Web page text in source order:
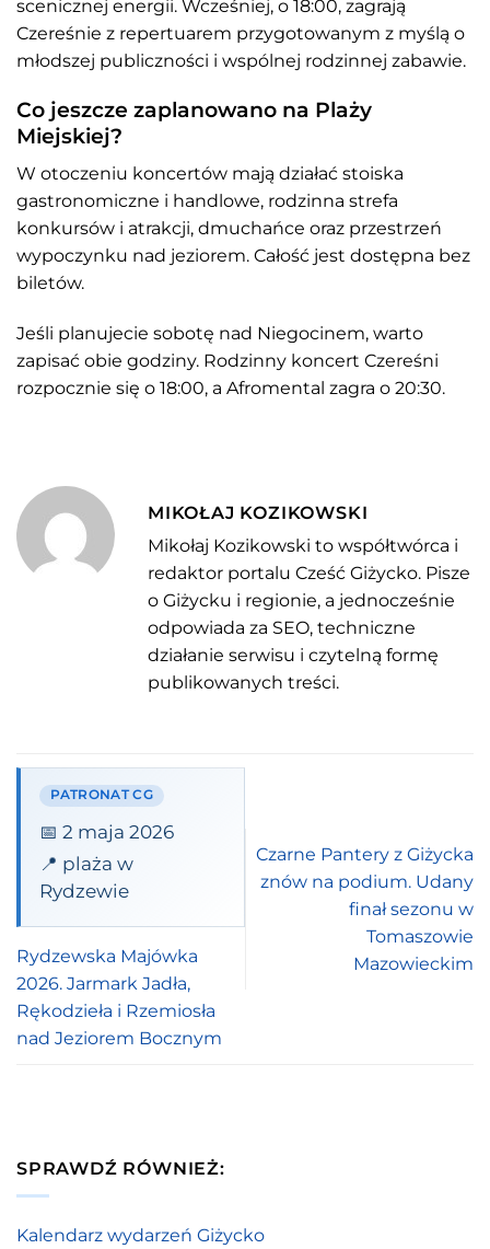
scenicznej energii. Wcześniej, o 18:00, zagrają
Czereśnie z repertuarem przygotowanym z myślą o
młodszej publiczności i wspólnej rodzinnej zabawie.
Co jeszcze zaplanowano na Plaży
Miejskiej?
W otoczeniu koncertów mają działać stoiska
gastronomiczne i handlowe, rodzinna strefa
konkursów i atrakcji, dmuchańce oraz przestrzeń
wypoczynku nad jeziorem. Całość jest dostępna bez
biletów.
Jeśli planujecie sobotę nad Niegocinem, warto
zapisać obie godziny. Rodzinny koncert Czereśni
rozpocznie się o 18:00, a Afromental zagra o 20:30.
MIKOŁAJ KOZIKOWSKI
Mikołaj Kozikowski to współtwórca i
redaktor portalu Cześć Giżycko. Pisze
o Giżycku i regionie, a jednocześnie
odpowiada za SEO, techniczne
działanie serwisu i czytelną formę
publikowanych treści.
PATRONAT CG
📅 2 maja 2026
📍 plaża w
Rydzewie
Rydzewska Majówka
2026. Jarmark Jadła,
Rękodzieła i Rzemiosła
nad Jeziorem Bocznym
Czarne Pantery z Giżycka
znów na podium. Udany
finał sezonu w
Tomaszowie
Mazowieckim
SPRAWDŹ RÓWNIEŻ:
Kalendarz wydarzeń Giżycko